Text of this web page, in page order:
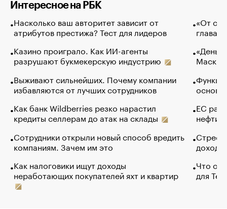
Интересное на РБК
Насколько ваш авторитет зависит от
атрибутов престижа? Тест для лидеров
Казино проиграло. Как ИИ-агенты
разрушают букмекерскую индустрию
Выживают сильнейших. Почему компании
избавляются от лучших сотрудников
Как банк Wildberries резко нарастил
кредиты селлерам до атак на склады
Сотрудники открыли новый способ вредить
компаниям. Зачем им это
Как налоговики ищут доходы
неработающих покупателей яхт и квартир
«От
глава
Маск в
основ
ЕС
нефти
Что
для